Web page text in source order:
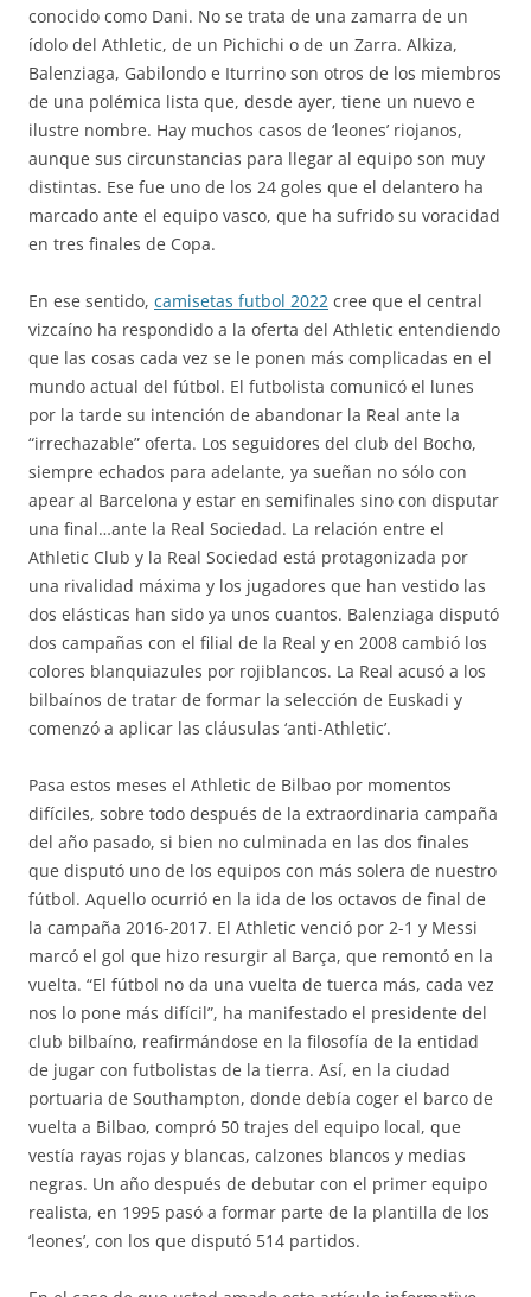
conocido como Dani. No se trata de una zamarra de un
ídolo del Athletic, de un Pichichi o de un Zarra. Alkiza,
Balenziaga, Gabilondo e Iturrino son otros de los miembros
de una polémica lista que, desde ayer, tiene un nuevo e
ilustre nombre. Hay muchos casos de ‘leones’ riojanos,
aunque sus circunstancias para llegar al equipo son muy
distintas. Ese fue uno de los 24 goles que el delantero ha
marcado ante el equipo vasco, que ha sufrido su voracidad
en tres finales de Copa.
En ese sentido, camisetas futbol 2022 cree que el central
vizcaíno ha respondido a la oferta del Athletic entendiendo
que las cosas cada vez se le ponen más complicadas en el
mundo actual del fútbol. El futbolista comunicó el lunes
por la tarde su intención de abandonar la Real ante la
“irrechazable” oferta. Los seguidores del club del Bocho,
siempre echados para adelante, ya sueñan no sólo con
apear al Barcelona y estar en semifinales sino con disputar
una final…ante la Real Sociedad. La relación entre el
Athletic Club y la Real Sociedad está protagonizada por
una rivalidad máxima y los jugadores que han vestido las
dos elásticas han sido ya unos cuantos. Balenziaga disputó
dos campañas con el filial de la Real y en 2008 cambió los
colores blanquiazules por rojiblancos. La Real acusó a los
bilbaínos de tratar de formar la selección de Euskadi y
comenzó a aplicar las cláusulas ‘anti-Athletic’.
Pasa estos meses el Athletic de Bilbao por momentos
difíciles, sobre todo después de la extraordinaria campaña
del año pasado, si bien no culminada en las dos finales
que disputó uno de los equipos con más solera de nuestro
fútbol. Aquello ocurrió en la ida de los octavos de final de
la campaña 2016-2017. El Athletic venció por 2-1 y Messi
marcó el gol que hizo resurgir al Barça, que remontó en la
vuelta. “El fútbol no da una vuelta de tuerca más, cada vez
nos lo pone más difícil”, ha manifestado el presidente del
club bilbaíno, reafirmándose en la filosofía de la entidad
de jugar con futbolistas de la tierra. Así, en la ciudad
portuaria de Southampton, donde debía coger el barco de
vuelta a Bilbao, compró 50 trajes del equipo local, que
vestía rayas rojas y blancas, calzones blancos y medias
negras. Un año después de debutar con el primer equipo
realista, en 1995 pasó a formar parte de la plantilla de los
‘leones’, con los que disputó 514 partidos.